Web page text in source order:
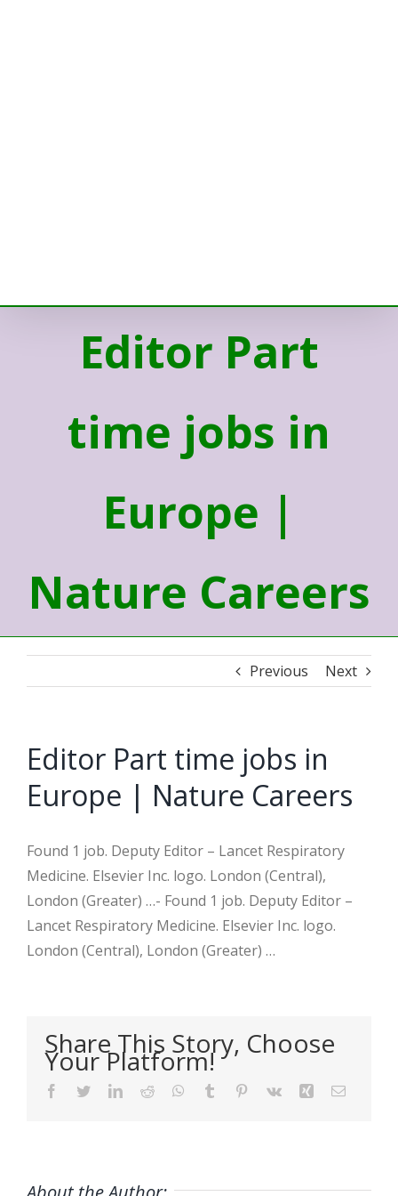
Editor Part
time jobs in
Europe |
Nature Careers
Previous Next
Editor Part time jobs in
Europe | Nature Careers
Found 1 job. Deputy Editor – Lancet Respiratory
Medicine. Elsevier Inc. logo. London (Central),
London (Greater) …- Found 1 job. Deputy Editor –
Lancet Respiratory Medicine. Elsevier Inc. logo.
London (Central), London (Greater) …
Share This Story, Choose
Your Platform!
Facebook
TwitterLinkedIn
Reddit WhatsApp
Tumblr Pinterest
Vk Xing Email